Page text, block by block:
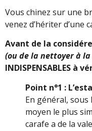
Vous chinez sur une
venez d’hériter d’une
Avant de la
(ou de la nettoyer à
INDISPENSABLES à
Point n°1 :
En général, sous
moyen le plus
carafe a de la